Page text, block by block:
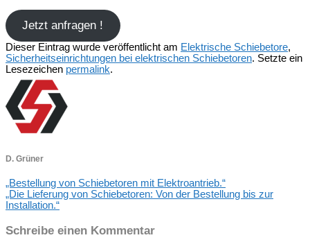
Jetzt anfragen !
Dieser Eintrag wurde veröffentlicht am Elektrische Schiebetore,
Sicherheitseinrichtungen bei elektrischen Schiebetoren. Setzte ein
Lesezeichen permalink.
D. Grüner
„Bestellung von Schiebetoren mit Elektroantrieb.“
„Die Lieferung von Schiebetoren: Von der Bestellung bis zur
Installation.“
Schreibe einen Kommentar